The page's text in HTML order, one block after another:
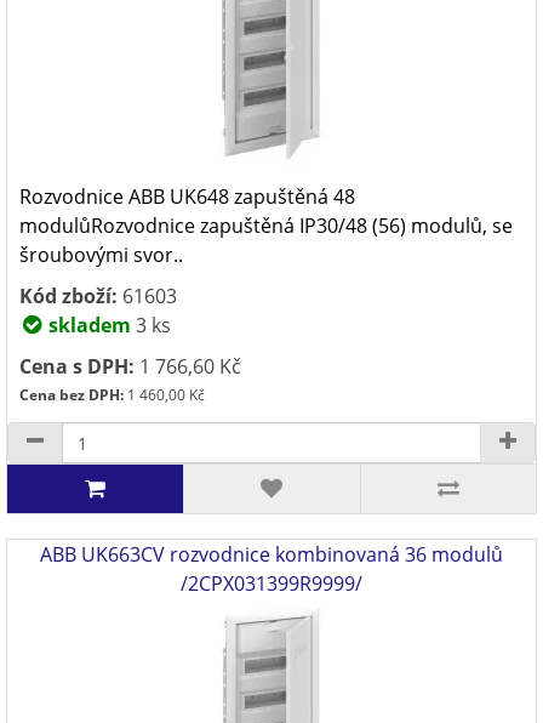
Rozvodnice ABB UK648 zapuštěná 48
modulůRozvodnice zapuštěná IP30/48 (56) modulů, se
šroubovými svor..
Kód zboží: 61603
skladem 3 ks
Cena s DPH: 1 766,60 Kč
Cena bez DPH: 1 460,00 Kč
ABB UK663CV rozvodnice kombinovaná 36 modulů
/2CPX031399R9999/